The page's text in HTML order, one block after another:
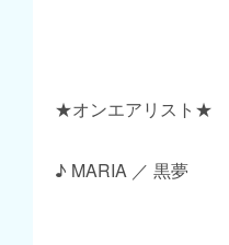
★オンエアリスト★
♪ MARIA ／ 黒夢